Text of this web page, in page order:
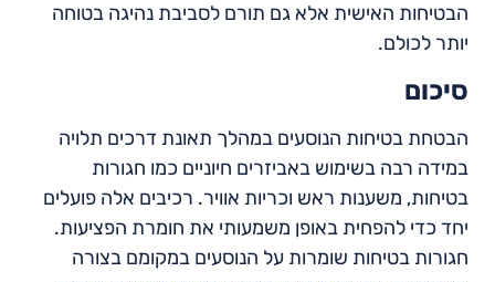
הבטיחות האישית אלא גם תורם לסביבת נהיגה בטוחה
יותר לכולם.
סיכום
הבטחת בטיחות הנוסעים במהלך תאונת דרכים תלויה
במידה רבה בשימוש באביזרים חיוניים כמו חגורות
בטיחות, משענות ראש וכריות אוויר. רכיבים אלה פועלים
יחד כדי להפחית באופן משמעותי את חומרת הפציעות.
חגורות בטיחות שומרות על הנוסעים במקומם בצורה